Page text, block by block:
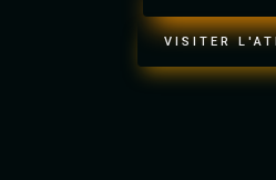
VISITER